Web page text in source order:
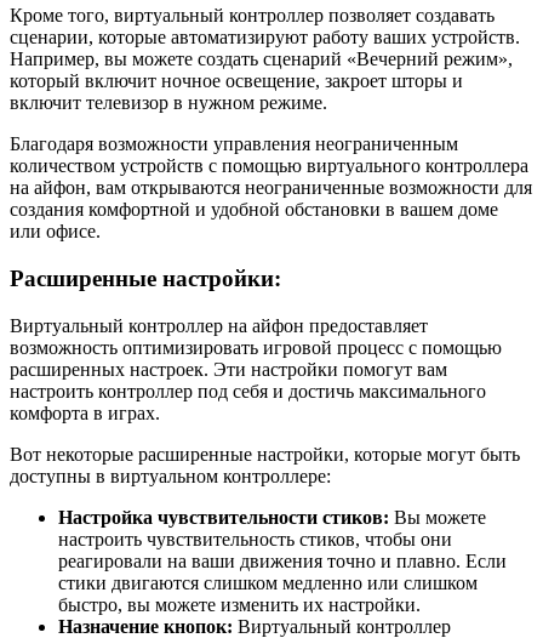
Кроме того, виртуальный контроллер позволяет создавать
сценарии, которые автоматизируют работу ваших устройств.
Например, вы можете создать сценарий «Вечерний режим»,
который включит ночное освещение, закроет шторы и
включит телевизор в нужном режиме.
Благодаря возможности управления неограниченным
количеством устройств с помощью виртуального контроллера
на айфон, вам открываются неограниченные возможности для
создания комфортной и удобной обстановки в вашем доме
или офисе.
Расширенные настройки:
Виртуальный контроллер на айфон предоставляет
возможность оптимизировать игровой процесс с помощью
расширенных настроек. Эти настройки помогут вам
настроить контроллер под себя и достичь максимального
комфорта в играх.
Вот некоторые расширенные настройки, которые могут быть
доступны в виртуальном контроллере:
Настройка чувствительности стиков: Вы можете
настроить чувствительность стиков, чтобы они
реагировали на ваши движения точно и плавно. Если
стики двигаются слишком медленно или слишком
быстро, вы можете изменить их настройки.
Назначение кнопок: Виртуальный контроллер